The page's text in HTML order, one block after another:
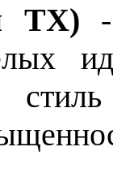
ТХ)